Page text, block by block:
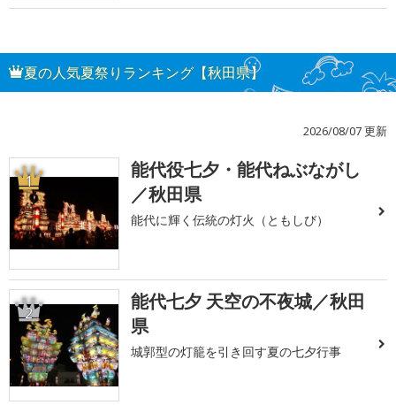
夏の人気夏祭りランキング【秋田県】
2026/08/07 更新
1
能代役七夕・能代ねぶながし
／秋田県
能代に輝く伝統の灯火（ともしび）
2
能代七夕 天空の不夜城／秋田
県
城郭型の灯籠を引き回す夏の七夕行事